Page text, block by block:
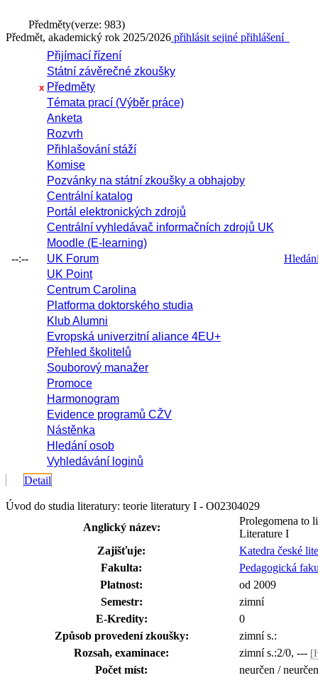
Předměty(verze: 983)
Předmět, akademický rok 2025/2026 přihlásit sejiné přihlášení
--:--
Přijímací řízení
Státní závěrečné zkoušky
x Předměty
Témata prací (Výběr práce)
Anketa
Rozvrh
Přihlašování stáží
Komise
Pozvánky na státní zkoušky a obhajoby
Centrální katalog
Portál elektronických zdrojů
Centrální vyhledávač informačních zdrojů UK
Moodle (E-learning)
UK Forum
UK Point
Centrum Carolina
Platforma doktorského studia
Klub Alumni
Evropská univerzitní aliance 4EU+
Přehled školitelů
Souborový manažer
Promoce
Harmonogram
Evidence programů CŽV
Nástěnka
Hledání osob
Vyhledávání loginů
Detail
Úvod do studia literatury: teorie literatury I - O02304029
Anglický název:
Prolegomena to
Literature I
Zajišťuje:
Katedra české
Fakulta:
Pedagogická
Platnost:
od 2009
Semestr:
zimní
E-Kredity:
0
Způsob provedení zkoušky:
zimní s.:
Rozsah, examinace:
zimní s.:2/0, ---
Počet míst:
neurčen /